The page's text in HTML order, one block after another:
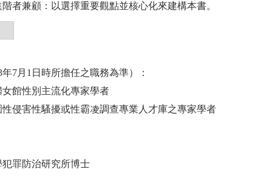
者兼顧：以選擇重要觀點並核心化來建構本書。
7月1日時所擔任之職務為準）：
女館性別主流化專家學者
性侵害性騷擾或性霸凌調查專業人才庫之專家學者
罪防治研究所博士